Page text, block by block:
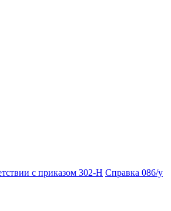
с приказом 302-Н Справка 086/у